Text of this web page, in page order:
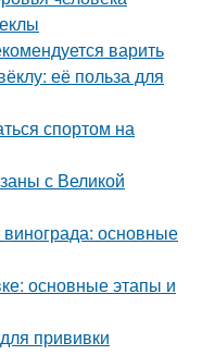
варить
её польза для
спортом на
с Великой
основные
основные этапы и
прививки